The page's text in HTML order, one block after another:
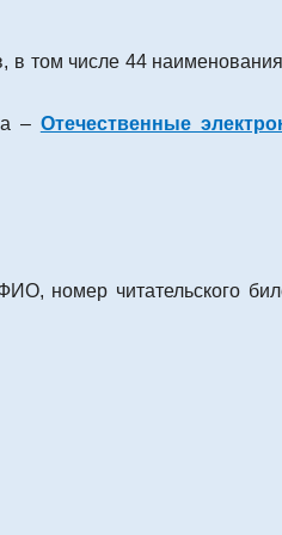
в том числе 44 наименования
– Отечественные
номер читательского